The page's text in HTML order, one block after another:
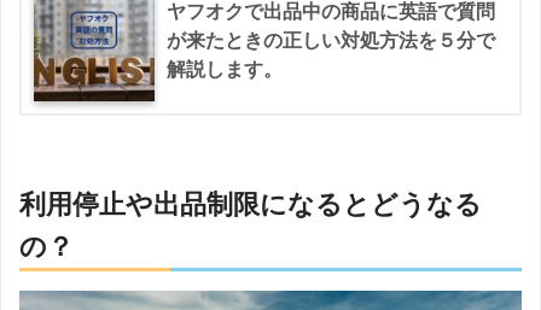
ヤフオクで出品中の商品に英語で質問
が来たときの正しい対処方法を５分で
解説します。
利用停止や出品制限になるとどうなる
の？